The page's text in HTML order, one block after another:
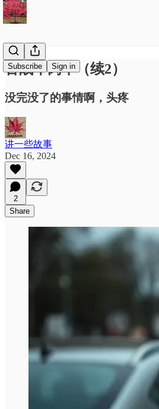
Subscribe Sign in
苦战牛肉干（续2）
没完没了的事情啊，头疼
讲一些故事
Dec 16, 2024
2
Share